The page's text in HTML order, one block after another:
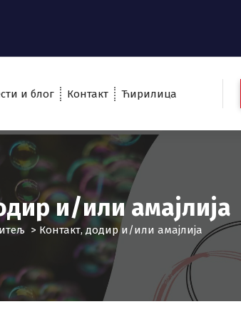
и блог Контакт Ћирилица
и/или амајлија
> Контакт, додир и/или амајлија